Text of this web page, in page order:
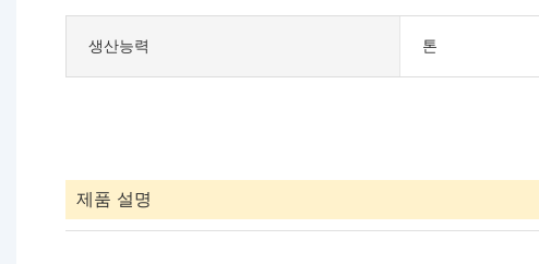
생산능력 톤
제품 설명